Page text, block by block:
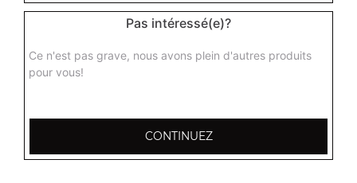
Pas intéressé(e)?
Ce n'est pas grave, nous avons plein d'autres produits
pour vous!
CONTINUEZ